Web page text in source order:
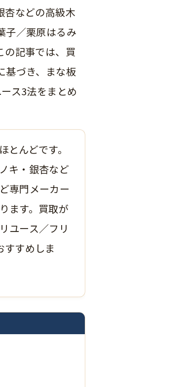
杏などの高級木
子／栗原はるみ
の記事では、買
基づき、まな板
ス3法をまとめ
んどです。
キ・銀杏など
専門メーカー
す。 買取が
ユース／フリ
すすめしま